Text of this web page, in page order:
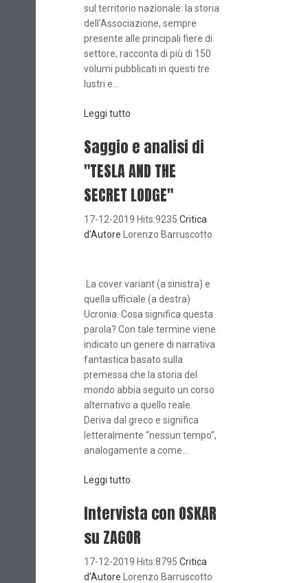
sul territorio nazionale: la storia
dell'Associazione, sempre
presente alle principali fiere di
settore, racconta di più di 150
volumi pubblicati in questi tre
lustri e...
Leggi tutto
Saggio e analisi di
"TESLA AND THE
SECRET LODGE"
17-12-2019 Hits:9235 Critica
d'Autore Lorenzo Barruscotto
La cover variant (a sinistra) e
quella ufficiale (a destra)
Ucronia. Cosa significa questa
parola? Con tale termine viene
indicato un genere di narrativa
fantastica basato sulla
premessa che la storia del
mondo abbia seguito un corso
alternativo a quello reale.
Deriva dal greco e significa
letteralmente “nessun tempo”,
analogamente a come...
Leggi tutto
Intervista con OSKAR
su ZAGOR
17-12-2019 Hits:8795 Critica
d'Autore Lorenzo Barruscotto